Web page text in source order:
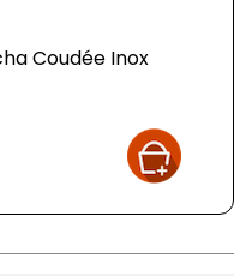
Coudée Inox